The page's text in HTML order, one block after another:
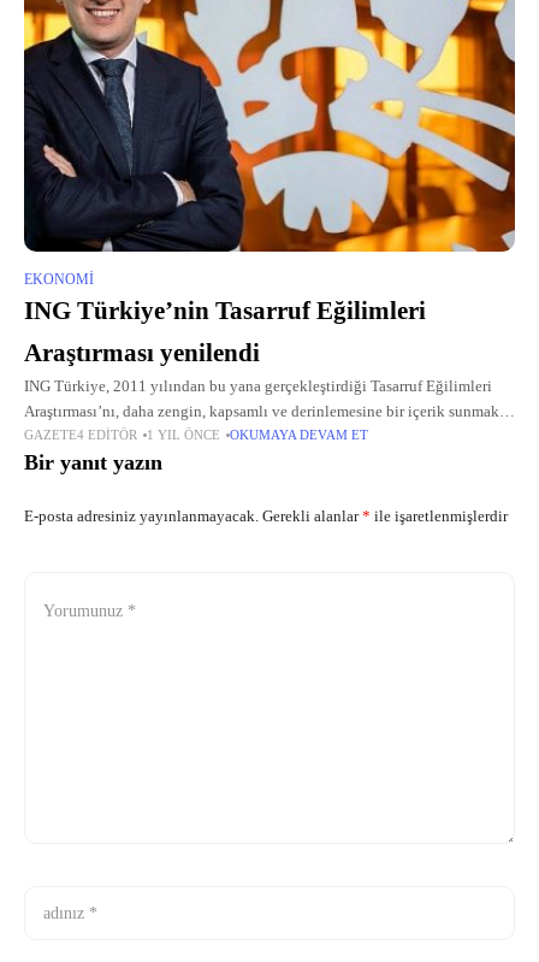
EKONOMI
ING Türkiye’nin Tasarruf Eğilimleri
Araştırması yenilendi
ING Türkiye, 2011 yılından bu yana gerçekleştirdiği Tasarruf Eğilimleri
Araştırması’nı, daha zengin, kapsamlı ve derinlemesine bir içerik sunmak
amacıyla Nielsen iş birliğiyle yeniledi.
GAZETE4 EDITÖR 1 YIL ÖNCE OKUMAYA DEVAM ET
Bir yanıt yazın
E-posta adresiniz yayınlanmayacak. Gerekli alanlar* ile işaretlenmişlerdir